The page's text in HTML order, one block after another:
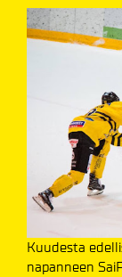
Kuudesta
napanneen